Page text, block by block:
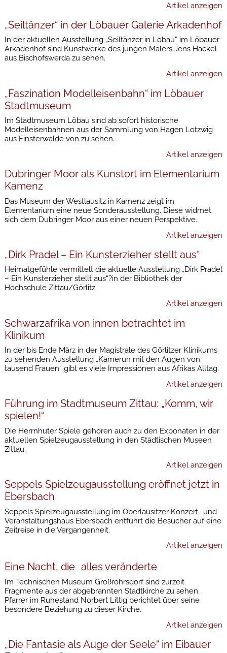
Artikel anzeigen
„Seiltänzer“ in der Löbauer Galerie Arkadenhof
In der aktuellen Ausstellung „Seiltänzer in Löbau“ im Löbauer
Arkadenhof sind Kunstwerke des jungen Malers Jens Hackel
aus Bischofswerda zu sehen.
Artikel anzeigen
„Faszination Modelleisenbahn“ im Löbauer
Stadtmuseum
Im Stadtmuseum Löbau sind ab sofort historische
Modelleisenbahnen aus der Sammlung von Hagen Lotzwig
aus Finsterwalde von zu sehen.
Artikel anzeigen
Dubringer Moor als Kunstort im Elementarium
Kamenz
Das Museum der Westlausitz in Kamenz zeigt im
Elementarium eine neue Sonderausstellung. Diese widmet
sich dem Dubringer Moor aus einer neuen Perspektive.
Artikel anzeigen
„Dirk Pradel – Ein Kunsterzieher stellt aus“
Heimatgefühle vermittelt die aktuelle Ausstellung „Dirk Pradel
– Ein Kunsterzieher stellt aus“?in der Bibliothek der
Hochschule Zittau/Görlitz.
Artikel anzeigen
Schwarzafrika von innen betrachtet im
Klinikum
In der bis Ende März in der Magistrale des Görlitzer Klinikums
zu sehenden Ausstellung „Kamerun mit den Augen von
tausend Frauen“ gibt es viele Impressionen aus Afrikas Alltag.
Artikel anzeigen
Führung im Stadtmuseum Zittau: „Komm, wir
spielen!“
Die Herrnhuter Spiele gehören auch zu den Exponaten in der
aktuellen Spielzeugausstellung in den Städtischen Museen
Zittau.
Artikel anzeigen
Seppels Spielzeugausstellung eröffnet jetzt in
Ebersbach
Seppels Spielzeugausstellung im Oberlausitzer Konzert- und
Veranstaltungshaus Ebersbach entführt die Besucher auf eine
Zeitreise in die Vergangenheit.
Artikel anzeigen
Eine Nacht, die alles veränderte
Im Technischen Museum Großröhrsdorf sind zurzeit
Fragmente aus der abgebrannten Stadtkirche zu sehen.
Pfarrer im Ruhestand Norbert Littig berichtet über seine
besondere Beziehung zu dieser Kirche.
Artikel anzeigen
„Die Fantasie als Auge der Seele“ im Eibauer